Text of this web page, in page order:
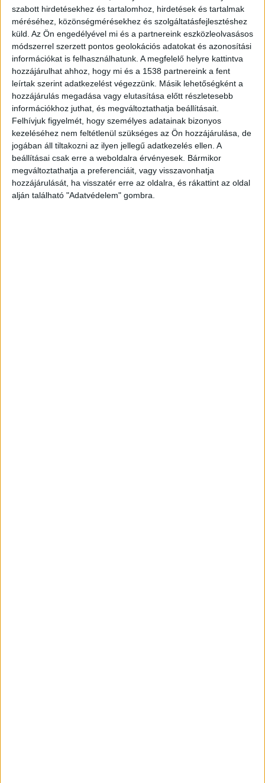
szabott hirdetésekhez és tartalomhoz, hirdetések és tartalmak
méréséhez, közönségmérésekhez és szolgáltatásfejlesztéshez
küld. Az Ön engedélyével mi és a partnereink eszközleolvasásos
módszerrel szerzett pontos geolokációs adatokat és azonosítási
információkat is felhasználhatunk. A megfelelő helyre kattintva
hozzájárulhat ahhoz, hogy mi és a 1538 partnereink a fent
leírtak szerint adatkezelést végezzünk. Másik lehetőségként a
hozzájárulás megadása vagy elutasítása előtt részletesebb
információkhoz juthat, és megváltoztathatja beállításait.
Felhívjuk figyelmét, hogy személyes adatainak bizonyos
kezeléséhez nem feltétlenül szükséges az Ön hozzájárulása, de
jogában áll tiltakozni az ilyen jellegű adatkezelés ellen. A
beállításai csak erre a weboldalra érvényesek. Bármikor
megváltoztathatja a preferenciáit, vagy visszavonhatja
hozzájárulását, ha visszatér erre az oldalra, és rákattint az oldal
alján található "Adatvédelem" gombra.
Újraélesztés zajlik
Személyautóval ütközött egy motoros
Nagykovácsiban szombat délelőtt. A balesethez
két mentőautó is érkezett, a helyszínen
újraélesztés zajlik. A gyalogos forgalom se
engedélyezett a súlyos motorbaleset miatt!
Teljes útzár van a benzinkút előtt. Váltakozó
irányú forgalom számára megnyitották a